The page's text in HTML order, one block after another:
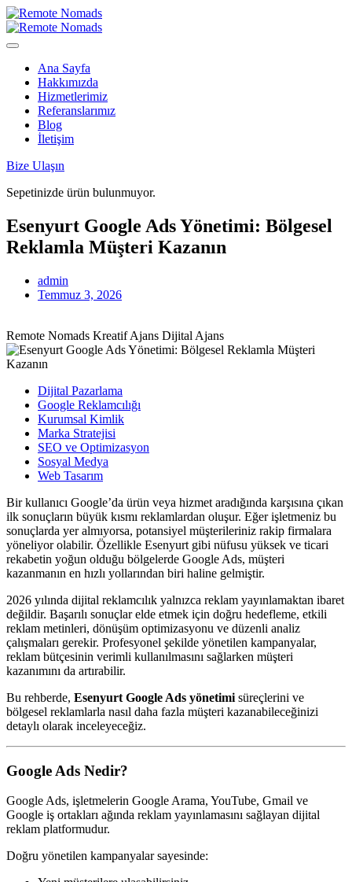
Ana Sayfa
Hakkımızda
Hizmetlerimiz
Referanslarımız
Blog
İletişim
Bize Ulaşın
Sepetinizde ürün bulunmuyor.
Esenyurt Google Ads Yönetimi: Bölgesel
Reklamla Müşteri Kazanın
admin
Temmuz 3, 2026
Remote Nomads Kreatif Ajans Dijital Ajans
Dijital Pazarlama
Google Reklamcılığı
Kurumsal Kimlik
Marka Stratejisi
SEO ve Optimizasyon
Sosyal Medya
Web Tasarım
Bir kullanıcı Google’da ürün veya hizmet aradığında karşısına çıkan
ilk sonuçların büyük kısmı reklamlardan oluşur. Eğer işletmeniz bu
sonuçlarda yer almıyorsa, potansiyel müşterileriniz rakip firmalara
yöneliyor olabilir. Özellikle Esenyurt gibi nüfusu yüksek ve ticari
rekabetin yoğun olduğu bölgelerde Google Ads, müşteri
kazanmanın en hızlı yollarından biri haline gelmiştir.
2026 yılında dijital reklamcılık yalnızca reklam yayınlamaktan ibaret
değildir. Başarılı sonuçlar elde etmek için doğru hedefleme, etkili
reklam metinleri, dönüşüm optimizasyonu ve düzenli analiz
çalışmaları gerekir. Profesyonel şekilde yönetilen kampanyalar,
reklam bütçesinin verimli kullanılmasını sağlarken müşteri
kazanımını da artırabilir.
Bu rehberde, Esenyurt Google Ads yönetimi süreçlerini ve
bölgesel reklamlarla nasıl daha fazla müşteri kazanabileceğinizi
detaylı olarak inceleyeceğiz.
Google Ads Nedir?
Google Ads, işletmelerin Google Arama, YouTube, Gmail ve
Google iş ortakları ağında reklam yayınlamasını sağlayan dijital
reklam platformudur.
Doğru yönetilen kampanyalar sayesinde: